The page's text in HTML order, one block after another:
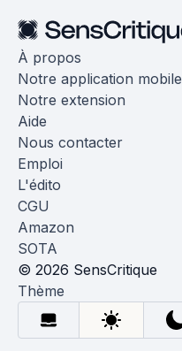
À propos
Notre application mobile
Notre extension
Aide
Nous contacter
Emploi
L'édito
CGU
Amazon
SOTA
© 2026 SensCritique
Thème